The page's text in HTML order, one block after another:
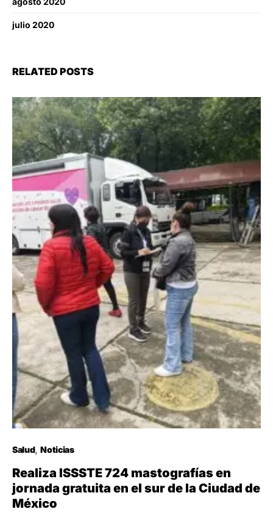
julio 2020
RELATED POSTS
Salud Noticias
Realiza ISSSTE 724 mastografías en
jornada gratuita en el sur de la Ciudad de
México